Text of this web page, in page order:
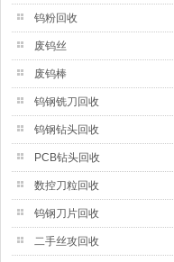
钨粉回收
废钨丝
废钨棒
钨钢铣刀回收
钨钢钻头回收
PCB钻头回收
数控刀粒回收
钨钢刀片回收
二手丝攻回收